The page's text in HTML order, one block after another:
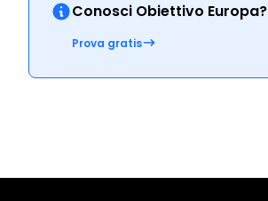
Conosci Obiettivo Europa?
Prova gratis